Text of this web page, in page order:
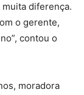
diferença.
o gerente,
contou o
moradora